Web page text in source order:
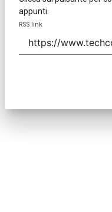
appunti.
RSS link